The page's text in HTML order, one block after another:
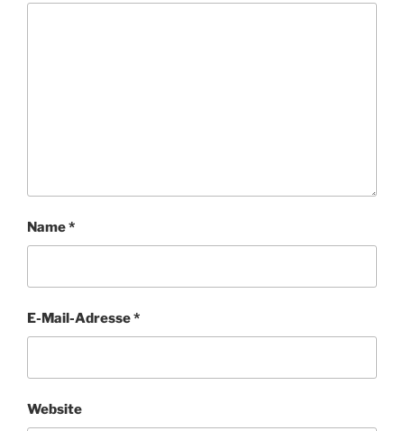
Name*
E-Mail-Adresse*
Website